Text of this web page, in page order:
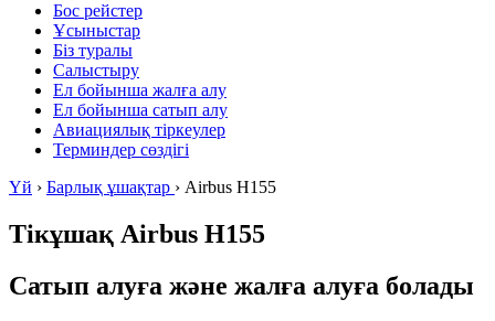
Бос рейстер
Ұсыныстар
Біз туралы
Салыстыру
Ел бойынша жалға алу
Ел бойынша сатып алу
Авиациялық тіркеулер
Терминдер сөздігі
Үй › Барлық ұшақтар › Airbus H155
Тікұшақ Airbus H155
Сатып алуға және жалға алуға болады